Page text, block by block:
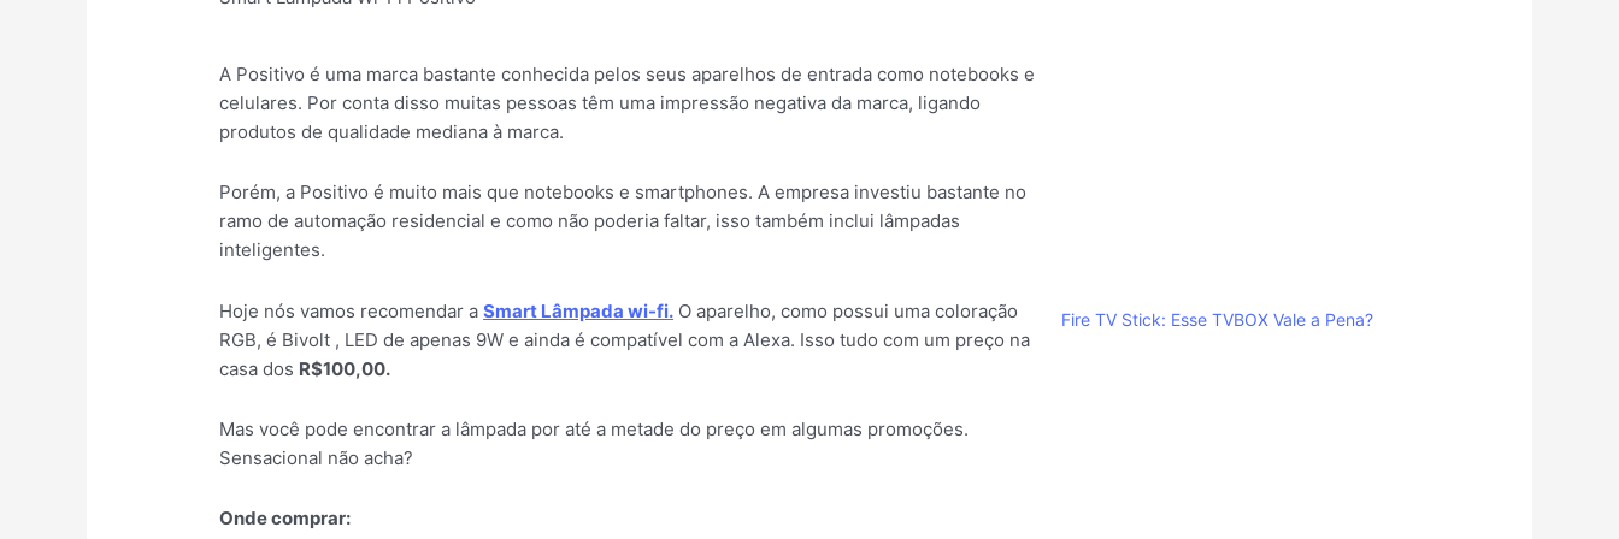
A Positivo é uma marca bastante conhecida pelos seus aparelhos de entrada como notebooks e
celulares. Por conta disso muitas pessoas têm uma impressão negativa da marca, ligando
produtos de qualidade mediana à marca.
Porém, a Positivo é muito mais que notebooks e smartphones. A empresa investiu bastante no
ramo de automação residencial e como não poderia faltar, isso também inclui lâmpadas
inteligentes.
Hoje nós vamos recomendar aSmart Lâmpada wi-fi. O aparelho, como possui uma coloração
RGB, é Bivolt , LED de apenas 9W e ainda é compatível com a Alexa. Isso tudo com um preço na
casa dos R$100,00.
Mas você pode encontrar a lâmpada por até a metade do preço em algumas promoções.
Sensacional não acha?
Onde comprar:
Fire TV Stick: Esse TVBOX Vale a Pena?